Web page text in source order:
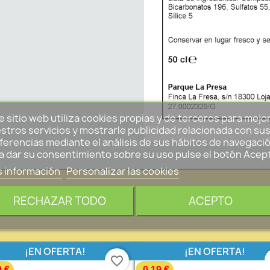
sitio web utiliza cookies propias y de terceros para
servicios y mostrarle publicidad relacionada con sus
mediante el análisis de sus hábitos de
dar su consentimiento sobre su uso pulse el botón
información Personalizar las cookies
RECHAZAR TODO ACEPTO
OFERTA
¡EN OFERTA!
favorite_border
¡EN OFERTA!